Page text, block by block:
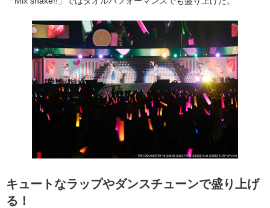
キュートなラップやダンスチューンで盛り上げ
る！